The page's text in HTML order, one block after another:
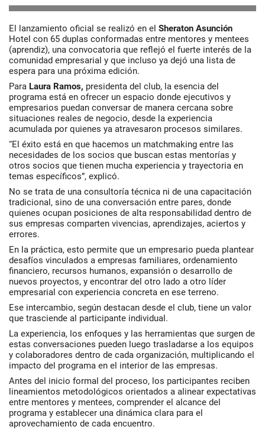
El lanzamiento oficial se realizó en el Sheraton Asunción
Hotel con 65 duplas conformadas entre mentores y mentees
(aprendiz), una convocatoria que reflejó el fuerte interés de la
comunidad empresarial y que incluso ya dejó una lista de
espera para una próxima edición.
Para Laura Ramos, presidenta del club, la esencia del
programa está en ofrecer un espacio donde ejecutivos y
empresarios puedan conversar de manera cercana sobre
situaciones reales de negocio, desde la experiencia
acumulada por quienes ya atravesaron procesos similares.
“El éxito está en que hacemos un matchmaking entre las
necesidades de los socios que buscan estas mentorías y
otros socios que tienen mucha experiencia y trayectoria en
temas específicos”, explicó.
No se trata de una consultoría técnica ni de una capacitación
tradicional, sino de una conversación entre pares, donde
quienes ocupan posiciones de alta responsabilidad dentro de
sus empresas comparten vivencias, aprendizajes, aciertos y
errores.
En la práctica, esto permite que un empresario pueda plantear
desafíos vinculados a empresas familiares, ordenamiento
financiero, recursos humanos, expansión o desarrollo de
nuevos proyectos, y encontrar del otro lado a otro líder
empresarial con experiencia concreta en ese terreno.
Ese intercambio, según destacan desde el club, tiene un valor
que trasciende al participante individual.
La experiencia, los enfoques y las herramientas que surgen de
estas conversaciones pueden luego trasladarse a los equipos
y colaboradores dentro de cada organización, multiplicando el
impacto del programa en el interior de las empresas.
Antes del inicio formal del proceso, los participantes reciben
lineamientos metodológicos orientados a alinear expectativas
entre mentores y mentees, comprender el alcance del
programa y establecer una dinámica clara para el
aprovechamiento de cada encuentro.